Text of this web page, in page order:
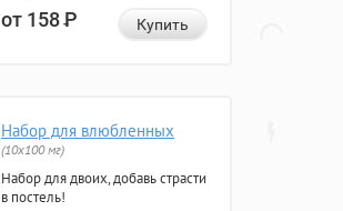
от 158Р Купить
Набор для влюбленных
(10х100 мг)
Набор для двоих, добавь страсти
в постель!